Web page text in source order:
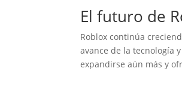
El futuro de
Roblox continúa
avance de la tecnología
expandirse aún más y